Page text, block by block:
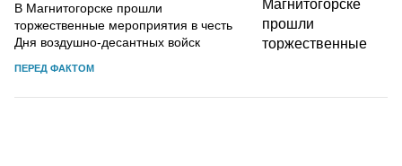
В Магнитогорске прошли
торжественные мероприятия в честь
Дня воздушно-десантных войск
ПЕРЕД ФАКТОМ